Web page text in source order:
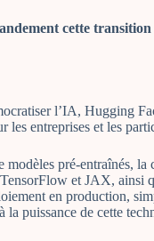
cette
l’IA, Hugging
les entreprises et les
modèles pré-entraînés, la
et JAX, ainsi
en production,
la puissance de cette